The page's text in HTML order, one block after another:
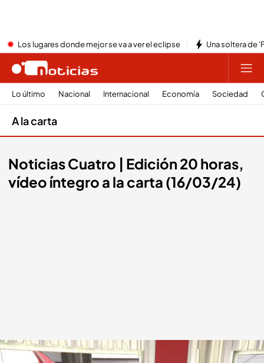
Los lugares donde mejor se va a ver el eclipse Una soltera de
Lo último Nacional Internacional Economía Sociedad
A la carta
Noticias Cuatro | Edición 20 horas,
vídeo íntegro a la carta (16/03/24)
Las noticias, de la mano Roberto Arce y Marta Reyero